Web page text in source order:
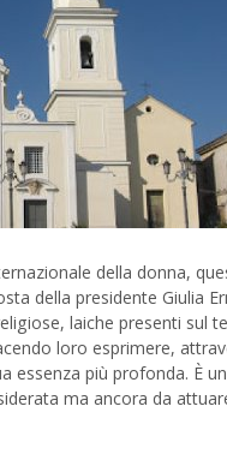
della donna,
della presidente Giulia
laiche presenti sul
loro esprimere,
essenza più profonda. È
ma ancora da